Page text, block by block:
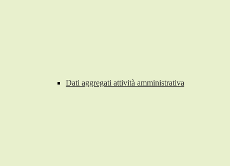
Dati aggregati attività amministrativa